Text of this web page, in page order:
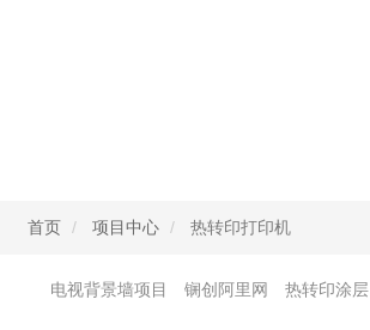
首页 项目中心 热转印打印机
电视背景墙项目 锎创阿里网 热转印涂层